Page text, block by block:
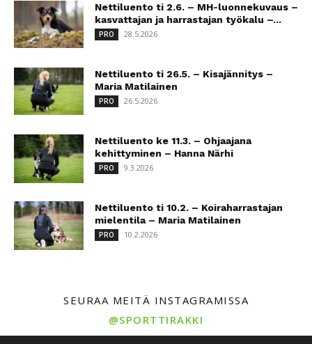
Nettiluento ti 2.6. – MH-luonnekuvaus –
kasvattajan ja harrastajan työkalu –...
PRO 28.5.2026
Nettiluento ti 26.5. – Kisajännitys –
Maria Matilainen
PRO 26.5.2026
Nettiluento ke 11.3. – Ohjaajana
kehittyminen – Hanna Närhi
PRO 9.3.2026
Nettiluento ti 10.2. – Koiraharrastajan
mielentila – Maria Matilainen
PRO 10.2.2026
SEURAA MEITÄ INSTAGRAMISSA
@SPORTTIRAKKI